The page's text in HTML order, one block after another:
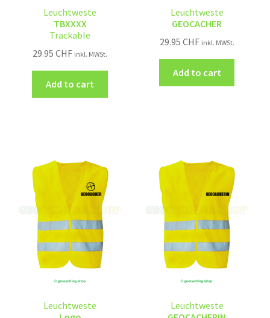
Leuchtweste
TBXXXX
Trackable
29.95CHF inkl. MWSt.
Add to cart
Leuchtweste
GEOCACHER
29.95 CHF inkl. MWSt.
Add to cart
Leuchtweste
Leuchtweste